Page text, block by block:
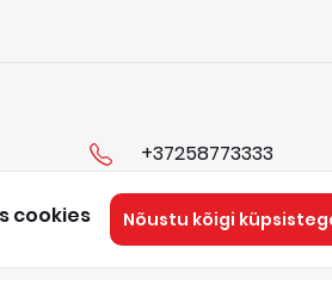
+37258773333
cookies Nõustu kõigi